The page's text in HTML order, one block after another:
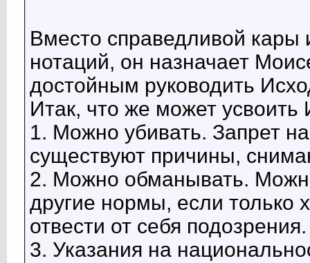
Вместо справедливой кары
нотаций, он назначает
достойным руководить
Итак, что же может усвоить
1. Можно убивать. Запрет
существуют причины,
2. Можно обманывать.
другие нормы, если только
отвести от себя подозрения.
3. Указания на